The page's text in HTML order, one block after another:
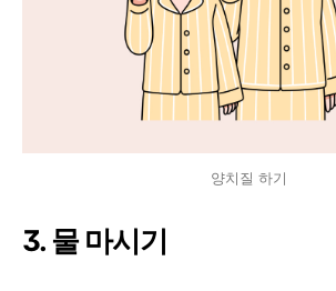
양치질 하기
3. 물 마시기